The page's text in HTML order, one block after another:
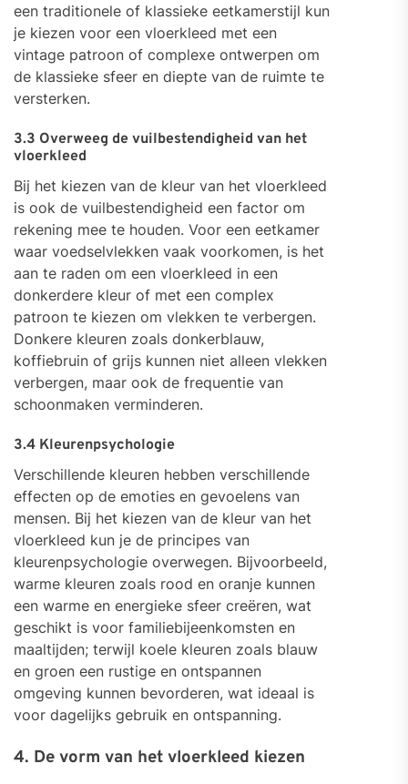
een traditionele of klassieke eetkamerstijl kun
je kiezen voor een vloerkleed met een
vintage patroon of complexe ontwerpen om
de klassieke sfeer en diepte van de ruimte te
versterken.
3.3 Overweeg de vuilbestendigheid van het
vloerkleed
Bij het kiezen van de kleur van het vloerkleed
is ook de vuilbestendigheid een factor om
rekening mee te houden. Voor een eetkamer
waar voedselvlekken vaak voorkomen, is het
aan te raden om een vloerkleed in een
donkerdere kleur of met een complex
patroon te kiezen om vlekken te verbergen.
Donkere kleuren zoals donkerblauw,
koffiebruin of grijs kunnen niet alleen vlekken
verbergen, maar ook de frequentie van
schoonmaken verminderen.
3.4 Kleurenpsychologie
Verschillende kleuren hebben verschillende
effecten op de emoties en gevoelens van
mensen. Bij het kiezen van de kleur van het
vloerkleed kun je de principes van
kleurenpsychologie overwegen. Bijvoorbeeld,
warme kleuren zoals rood en oranje kunnen
een warme en energieke sfeer creëren, wat
geschikt is voor familiebijeenkomsten en
maaltijden; terwijl koele kleuren zoals blauw
en groen een rustige en ontspannen
omgeving kunnen bevorderen, wat ideaal is
voor dagelijks gebruik en ontspanning.
4. De vorm van het vloerkleed kiezen